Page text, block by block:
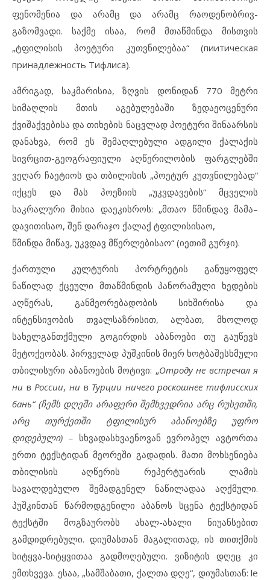
ფენომენია და არამც და არამც რაოდენობრივ-
გაზომვადი. საქმე ისაა, რომ მთაწმინდა მისთვის
„ტფილისის პოეტური კუთვნილებაა“ (пиитическaя
принадлежность Тифлиса).
ამრიგად, საკმარისია, ზღვის დონიდან 770 მეტრი
სიმაღლის მთის აგებულებაში ზედაეოცენური
ქვიშაქვებისა და თიხების ნაცვლად პოეტური შინაარსის
დანახვა, რომ ეს შემაღლებული ადგილი ქალაქის
სივრცით-გეოგრაფიული აღწერილობის ფარგლებში
ვეღარ ჩაეტიოს და თბილისის „პოეტურ კუთვნილებად“
იქცეს და მას პოეზიის „უკვდავების“ მცველის
საკრალური მისია დაეკისროს: „მთაო წმინდავ მამა–
დავითისაო, შენ დარაჯო ქალაქ ტფილისისაო,
წმინდა მიწავ, უკვდავ მწერლებისაო“ (იეთიმ გურჯი).
ქართული კულტურის პორტრეტის განუყოფელ
ნაწილად ქცეული მთაწმინდის პანორამული ხედების
აღწერას, განმეორებადობის სიხშირისა და
ინტენსივობის თვალსაზრისით, ალბათ, მხოლოდ
სახელგანთქმული გოგირდის აბანოები თუ გაუწევს
მეტოქეობას. პირველად პუშკინის მიერ ხოტბაშესხმული
თბილისური აბანოების მოტივი: „Отроду не встречал я
ни вРоссии, ни в Турции ничего роскошнее тифлисских
бань“ (ჩემს დღეში არაფერი შემხვედრია არც რუსეთში,
არც თურქეთში ტფილისურ აბანოებზე უფრო
დიდებული) – სხვადასხვაენოვან ევროპელ ავტორთა
ერთი ტექსტიდან მეორეში გადადის. მათი მოხსენიება
თბილისის აღწერის რეპერტუარის ლამის
სავალდებულო შემადგენელ ნაწილადაა აღქმული.
პუშკინთან წარმოდგენილი აბანოს სცენა ტექსტიდან
ტექსტში მოგზაურობს ახალ-ახალი ნიუანსებით
გამდიდრებული. დიუმასთან მაგალითად, ის თითქმის
სიტყვა-სიტყვითაა გადმოღებული. ვიზიტის დღეც კი
ემთხვევა. ესაა, „სამშაბათი, ქალთა დღე“, დიუმასთან: le